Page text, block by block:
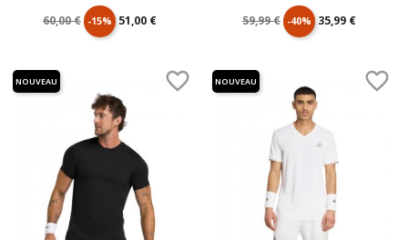
Prix
60,00 € -15% Prix
51,00 € Prix
59,99 € -40% Prix
35,99 €

NOUVEAU 
NOUVEAU